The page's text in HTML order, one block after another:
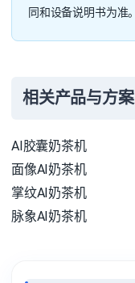
同和设备说明书为准。
相关产品与方案
AI胶囊奶茶机
面像AI奶茶机
掌纹AI奶茶机
脉象AI奶茶机